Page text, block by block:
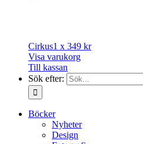
Cirkus1 x 349 kr
Visa varukorg
Till kassan
Sök efter:
Böcker
Nyheter
Design